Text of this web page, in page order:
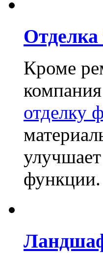
Отделка
Кроме
отделку
функции.